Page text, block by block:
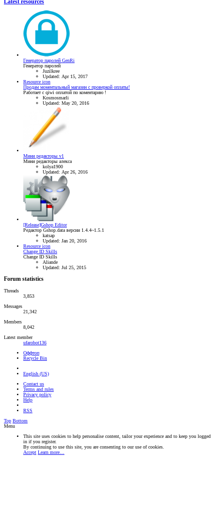
Latest resources
Генератор паролей GenRi
Генератор паролей
Juzilkree
Updated: Apr 15, 2017
Resource icon
Продам моментальный магазин с проверкой оплаты!
Работает с qiwi оплатой по коментарию !
Kosmosmarli
Updated: May 20, 2016
Мини редакторы v1
Мини редакторы алекса
kolya1900
Updated: Apr 26, 2016
[Release]Gshop Editor
Редактор Gshop.data версии 1.4.4~1.5.1
katsap
Updated: Jan 20, 2016
Resource icon
Change ID Skills
Change ID Skills
Aliande
Updated: Jul 25, 2015
Forum statistics
Threads
3,853
Messages
21,342
Members
8,042
Latest member
ufarobot136
Оффтоп
Recycle Bin
English (US)
Contact us
Terms and rules
Privacy policy
Help
RSS
Top Bottom
Menu
This site uses cookies to help personalise content, tailor your experience and to keep you logged
in if you register.
By continuing to use this site, you are consenting to our use of cookies.
Accept Learn more…